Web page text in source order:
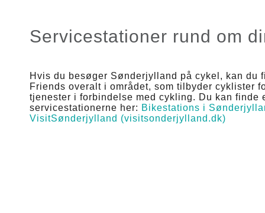
Servicestationer rund om
Hvis du besøger Sønderjylland på cykel, kan du
Friends overalt i området, som tilbyder cyklister
tjenester i forbindelse med cykling. Du kan finde
servicestationerne her: Bikestations i
VisitSønderjylland (visitsonderjylland.dk)